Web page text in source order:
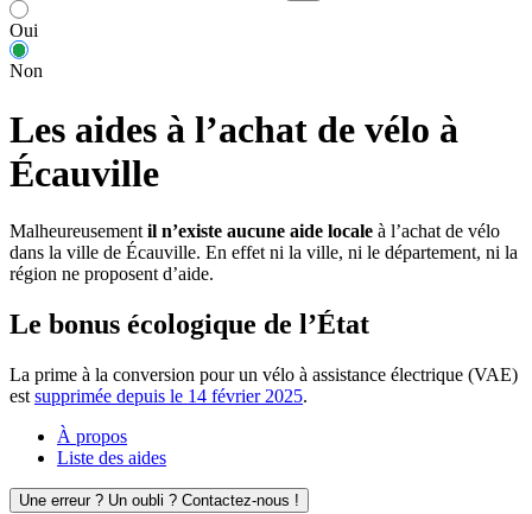
Oui
Non
Les aides à l’achat de vélo à
Écauville
Malheureusement il n’existe aucune aide locale à l’achat de vélo
dans la ville de Écauville. En effet ni la ville, ni le département, ni la
région ne proposent d’aide.
Le bonus écologique de l’État
La prime à la conversion pour un vélo à assistance électrique (VAE)
est supprimée depuis le 14 février 2025.
À propos
Liste des aides
Une erreur ? Un oubli ? Contactez-nous !